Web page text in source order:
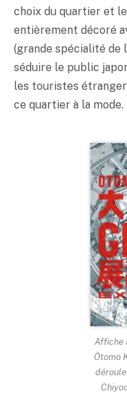
choix du quartier et
entièrement décoré
(grande spécialité de
séduire le public
les touristes
ce quartier à la mode.
Affiche
Ôtomo